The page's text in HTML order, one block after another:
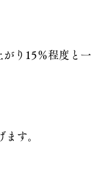
り15％程度と一
す。